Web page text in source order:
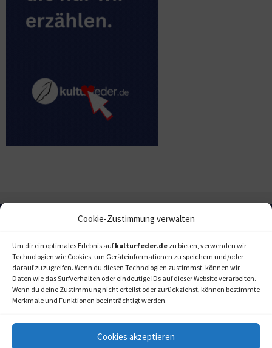
Cookie-Zustimmung verwalten
Um dir ein optimales Erlebnis aufkulturfeder.de zu bieten, verwenden wir
Technologien wie Cookies, um Geräteinformationen zu speichern und/oder
darauf zuzugreifen. Wenn du diesen Technologien zustimmst, können wir
Daten wie das Surfverhalten oder eindeutige IDs auf dieser Website verarbeiten.
Wenn du deine Zustimmung nicht erteilst oder zurückziehst, können bestimmte
Merkmale und Funktionen beeinträchtigt werden.
Cookies akzeptieren